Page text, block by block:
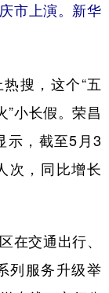
市上演。新华
搜，这个“五
”小长假。荣昌
示，截至5月3
次，同比增长
交通出行、
列服务升级举